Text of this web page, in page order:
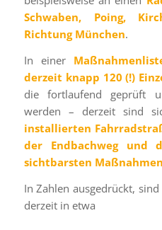
Schwaben, Poing,
Richtung München.
In einer
derzeit knapp 120 (!)
die fortlaufend geprüft
werden – derzeit sind
installierten
der Endbachweg und
sichtbarsten Maßnahmen
In Zahlen ausgedrückt,
derzeit in etwa